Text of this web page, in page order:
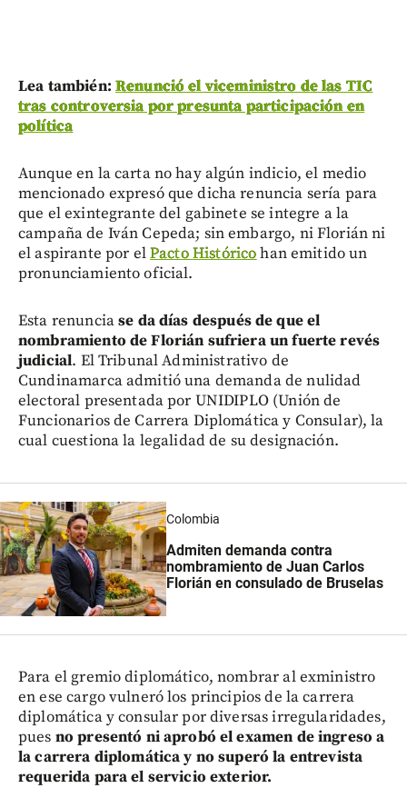
Lea también: Renunció el viceministro de las TIC
tras controversia por presunta participación en
política
Aunque en la carta no hay algún indicio, el medio
mencionado expresó que dicha renuncia sería para
que el exintegrante del gabinete se integre a la
campaña de Iván Cepeda; sin embargo, ni Florián ni
el aspirante por elPacto Históricohan emitido un
pronunciamiento oficial.
Esta renunciase da días después de que el
nombramiento de Florián sufriera un fuerte revés
judicial. El Tribunal Administrativo de
Cundinamarca admitió una demanda de nulidad
electoral presentada por UNIDIPLO (Unión de
Funcionarios de Carrera Diplomática y Consular), la
cual cuestiona la legalidad de su designación.
Colombia
Admiten demanda contra
nombramiento de Juan Carlos
Florián en consulado de Bruselas
Para el gremio diplomático, nombrar al exministro
en ese cargo vulneró los principios de la carrera
diplomática y consular por diversas irregularidades,
pues no presentó ni aprobó el examen de ingreso a
la carrera diplomática y no superó la entrevista
requerida para el servicio exterior.